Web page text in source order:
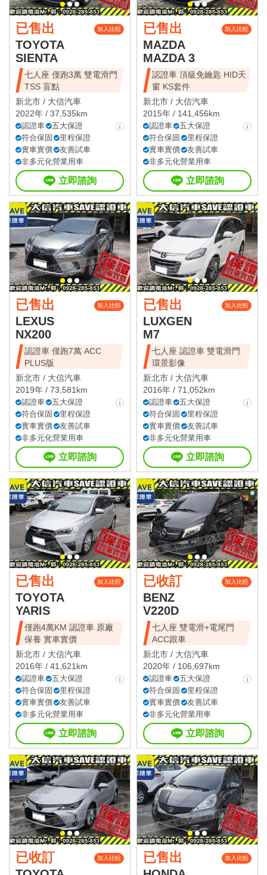
已售出 加入比較
TOYOTA
SIENTA
七人座 僅跑3萬 雙電滑門
TSS 盲點
新北市 / 大信汽車
2022年 / 37,535km
認證車
五大保證
符合保固
里程保證
實車實價
友善試車
非多元化營業用車
立即諮詢
已售出 加入比較
MAZDA
MAZDA 3
認證車 頂級免鑰匙 HID天
窗 KS套件
新北市 / 大信汽車
2015年 / 141,456km
認證車
五大保證
符合保固
里程保證
實車實價
友善試車
非多元化營業用車
立即諮詢
已售出 加入比較
LEXUS
NX200
認證車 僅跑7萬 ACC
PLUS版
新北市 / 大信汽車
2019年 / 73,581km
認證車
五大保證
符合保固
里程保證
實車實價
友善試車
非多元化營業用車
立即諮詢
已售出 加入比較
LUXGEN
M7
七人座 認證車 雙電滑門
環景影像
新北市 / 大信汽車
2016年 / 71,052km
認證車
五大保證
符合保固
里程保證
實車實價
友善試車
非多元化營業用車
立即諮詢
已售出 加入比較
TOYOTA
YARIS
僅跑4萬KM 認證車 原廠
保養 實車實價
新北市 / 大信汽車
2016年 / 41,621km
認證車
五大保證
符合保固
里程保證
實車實價
友善試車
非多元化營業用車
立即諮詢
已收訂 加入比較
BENZ
V220D
七人座 雙電滑+電尾門
ACC跟車
新北市 / 大信汽車
2020年 / 106,697km
認證車
五大保證
符合保固
里程保證
實車實價
友善試車
非多元化營業用車
立即諮詢
已收訂 加入比較 已售出 加入比較